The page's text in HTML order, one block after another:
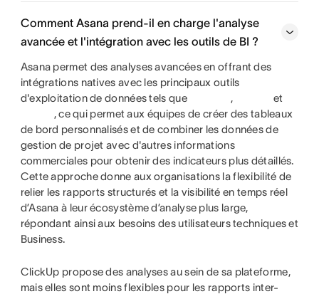
Comment Asana prend-il en charge l'analyse
avancée et l'intégration avec les outils de BI ?
Asana permet des analyses avancées en offrant des
intégrations natives avec les principaux outils
d'exploitation de données tels que
,
et
, ce qui permet aux équipes de créer des tableaux
de bord personnalisés et de combiner les données de
gestion de projet avec d'autres informations
commerciales pour obtenir des indicateurs plus détaillés.
Cette approche donne aux organisations la flexibilité de
relier les rapports structurés et la visibilité en temps réel
d’Asana à leur écosystème d’analyse plus large,
répondant ainsi aux besoins des utilisateurs techniques et
Business.
ClickUp propose des analyses au sein de sa plateforme,
mais elles sont moins flexibles pour les rapports inter-